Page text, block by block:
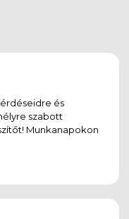
és
szabott
Munkanapokon